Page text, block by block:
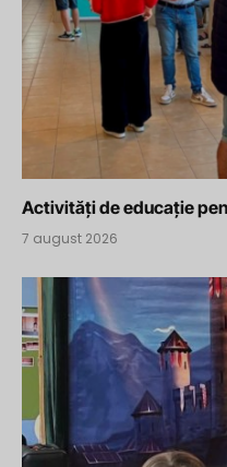
Activități de educație
7 august 2026